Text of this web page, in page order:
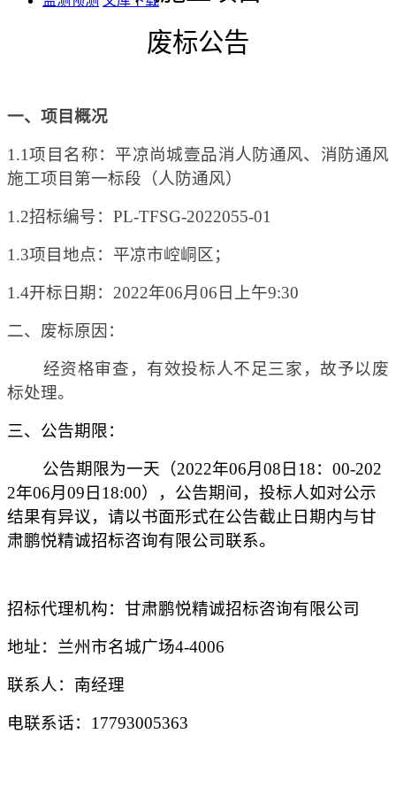
废标公告
一、项目概况
1.1项目名称： 平凉尚城壹品消人防通风、消防通风
施工项目第一标段（人防通风）
1.2招标编号： PL-TFSG-2022055-01
1.3项目地点： 平凉市崆峒区 ；
1.4开标日期：2022年06月06日上午9:30
二、废标原因：
经资格审查，有效投标人不足三家，故予以废
标处理。
三、公告期限：
公告期限为一天（2022年06月 08 日 18： 00-202
2年06月 09 日 18:00），公告期间，投标人如对公示
结果有异议，请以书面形式在公告截止日期内与甘
肃鹏悦精诚招标咨询有限公司联系。
招标代理机构：甘肃鹏悦精诚招标咨询有限公司
地址：兰州市名城广场4-4006
联系人：南经理
电联系话： 17793005363